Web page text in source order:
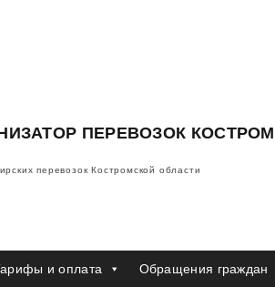
ПЕРЕВОЗОК
перевозок Костромской области
и оплата Обращения граждан